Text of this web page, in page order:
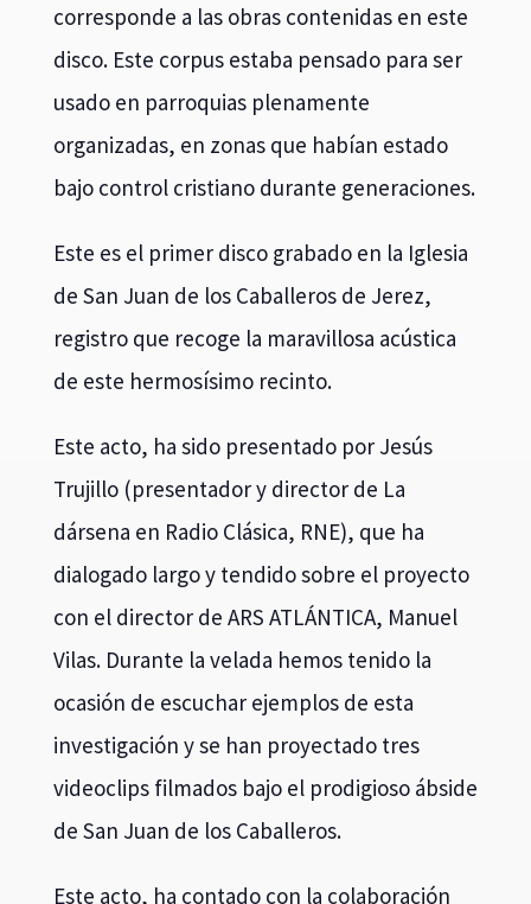
corresponde a las obras contenidas en este
disco. Este corpus estaba pensado para ser
usado en parroquias plenamente
organizadas, en zonas que habían estado
bajo control cristiano durante generaciones.
Este es el primer disco grabado en la Iglesia
de San Juan de los Caballeros de Jerez,
registro que recoge la maravillosa acústica
de este hermosísimo recinto.
Este acto, ha sido presentado por Jesús
Trujillo (presentador y director de La
dársena en Radio Clásica, RNE), que ha
dialogado largo y tendido sobre el proyecto
con el director de ARS ATLÁNTICA, Manuel
Vilas. Durante la velada hemos tenido la
ocasión de escuchar ejemplos de esta
investigación y se han proyectado tres
videoclips filmados bajo el prodigioso ábside
de San Juan de los Caballeros.
Este acto, ha contado con la colaboración